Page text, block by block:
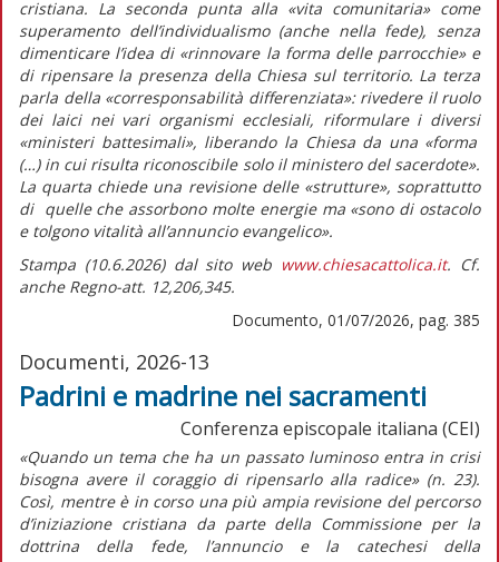
cristiana. La seconda punta alla «vita comunitaria» come
superamento dell’individualismo (anche nella fede), senza
dimenticare l’idea di«rinnovare la forma delle parrocchie» e
di ripensare la presenza della Chiesa sul territorio. La terza
parla della«corresponsabilità differenziata»: rivedere il ruolo
dei laici nei vari organismi ecclesiali, riformulare i diversi
«ministeri battesimali», liberando la Chiesa da una«forma
(…) in cui risulta riconoscibile solo il ministero del sacerdote».
La quarta chiede una revisione delle «strutture», soprattutto
di quelle che assorbono molte energie ma«sono di ostacolo
e tolgono vitalità all’annuncio evangelico».
Stampa (10.6.2026) dal sito web www.chiesacattolica.it. Cf.
anche Regno-att. 12,206,345.
Documento, 01/07/2026, pag. 385
Documenti, 2026-13
Padrini e madrine nei sacramenti
Conferenza episcopale italiana (CEI)
«Quando un tema che ha un passato luminoso entra in crisi
bisogna avere il coraggio di ripensarlo alla radice» (n. 23).
Così, mentre è in corso una più ampia revisione del percorso
d’iniziazione cristiana da parte della Commissione per la
dottrina della fede, l’annuncio e la catechesi della